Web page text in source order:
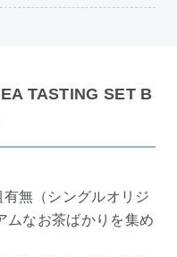
TASTING SET B
無（シングルオリジ
ムなお茶ばかりを集め